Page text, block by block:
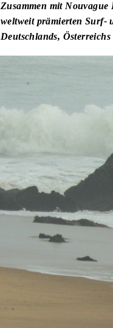
Zusammen mit Nouvague
weltweit prämierten Surf-
Deutschlands,